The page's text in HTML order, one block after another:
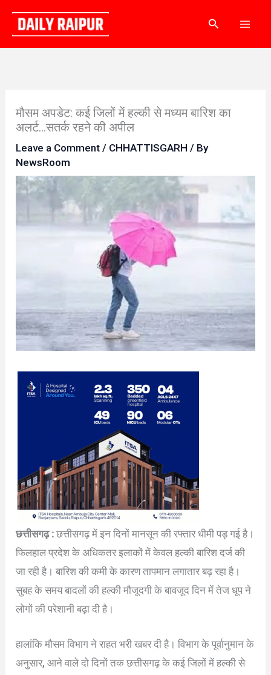
content
Search
मौसम अपडेट: कई जिलों में हल्की से मध्यम बारिश का
अलर्ट…सतर्क रहने की अपील
Leave a Comment / CHHATTISGARH / By
NewsRoom
छत्तीसगढ़ : छत्तीसगढ़ में इन दिनों मानसून की रफ्तार धीमी पड़ गई है।
फिलहाल प्रदेश के अधिकतर इलाकों में केवल हल्की बारिश दर्ज की
जा रही है। बारिश की कमी के कारण तापमान लगातार बढ़ रहा है।
सुबह के समय बादलों की हल्की मौजूदगी के बावजूद दिन में तेज धूप ने
लोगों की परेशानी बढ़ा दी है।
हालांकि मौसम विभाग ने राहत भरी खबर दी है। विभाग के पूर्वानुमान के
अनुसार, आने वाले दो दिनों तक छत्तीसगढ़ के कई जिलों में हल्की से